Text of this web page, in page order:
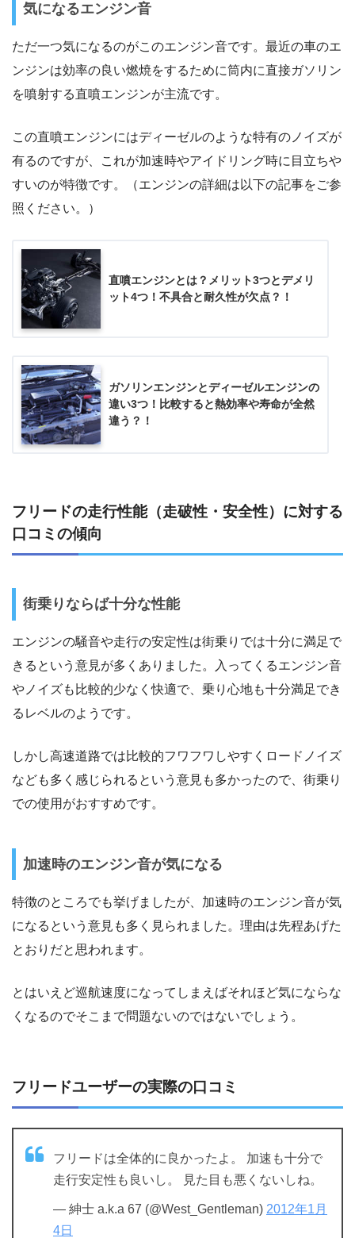
気になるエンジン音
ただ一つ気になるのがこのエンジン音です。最近の車のエ
ンジンは効率の良い燃焼をするために筒内に直接ガソリン
を噴射する直噴エンジンが主流です。
この直噴エンジンにはディーゼルのような特有のノイズが
有るのですが、これが加速時やアイドリング時に目立ちや
すいのが特徴です。（エンジンの詳細は以下の記事をご参
照ください。）
直噴エンジンとは？メリット3つとデメリ
ット4つ！不具合と耐久性が欠点？！
ガソリンエンジンとディーゼルエンジンの
違い3つ！比較すると熱効率や寿命が全然
違う？！
フリードの走行性能（走破性・安全性）に対する
口コミの傾向
街乗りならば十分な性能
エンジンの騒音や走行の安定性は街乗りでは十分に満足で
きるという意見が多くありました。入ってくるエンジン音
やノイズも比較的少なく快適で、乗り心地も十分満足でき
るレベルのようです。
しかし高速道路では比較的フワフワしやすくロードノイズ
なども多く感じられるという意見も多かったので、街乗り
での使用がおすすめです。
加速時のエンジン音が気になる
特徴のところでも挙げましたが、加速時のエンジン音が気
になるという意見も多く見られました。理由は先程あげた
とおりだと思われます。
とはいえど巡航速度になってしまえばそれほど気にならな
くなるのでそこまで問題ないのではないでしょう。
フリードユーザーの実際の口コミ
フリードは全体的に良かったよ。 加速も十分で
走行安定性も良いし。 見た目も悪くないしね。
— 紳士 a.k.a 67 (@West_Gentleman) 2012年1月
4日